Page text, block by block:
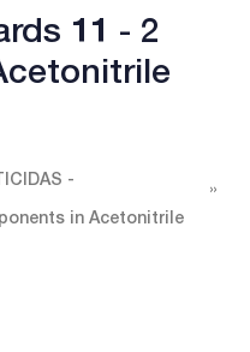
11 - 2
-
in Acetonitrile